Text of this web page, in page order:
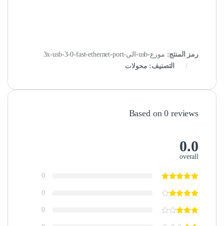
رمز المنتج: موزع-usb-الى-3x-usb-3-0-fast-ethernet-port
التصنيف: محولات
Based on 0 reviews
0.0
overall
0
0
0